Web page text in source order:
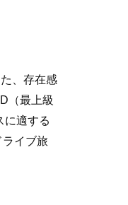
、存在感
（最上級
に適する
イブ旅